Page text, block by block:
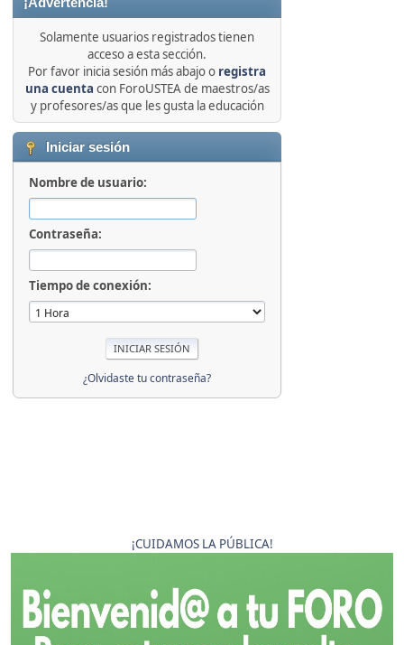
Solamente usuarios registrados tienen
acceso a esta sección.
Por favor inicia sesión más abajo o registra
una cuenta con ForoUSTEA de maestros/as
y profesores/as que les gusta la educación
Iniciar sesión
Nombre de usuario:
Contraseña:
Tiempo de conexión:
¿Olvidaste tu contraseña?
¡CUIDAMOS LA PÚBLICA!